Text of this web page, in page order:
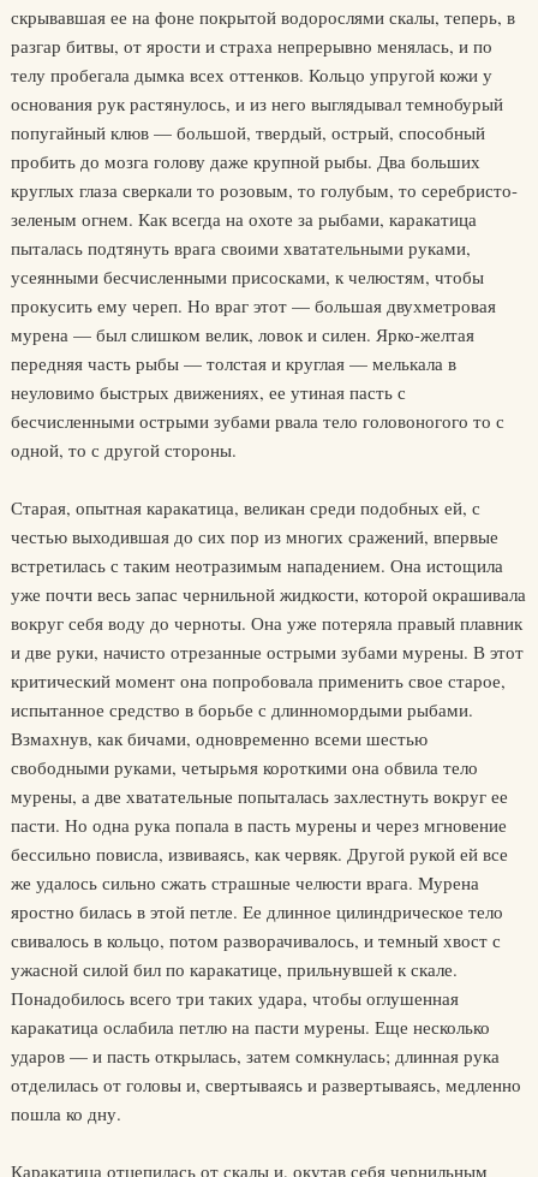
скрывавшая ее на фоне покрытой водорослями скалы, теперь, в
разгар битвы, от ярости и страха непрерывно менялась, и по
телу пробегала дымка всех оттенков. Кольцо упругой кожи у
основания рук растянулось, и из него выглядывал темнобурый
попугайный клюв — большой, твердый, острый, способный
пробить до мозга голову даже крупной рыбы. Два больших
круглых глаза сверкали то розовым, то голубым, то серебристо-
зеленым огнем. Как всегда на охоте за рыбами, каракатица
пыталась подтянуть врага своими хватательными руками,
усеянными бесчисленными присосками, к челюстям, чтобы
прокусить ему череп. Но враг этот — большая двухметровая
мурена — был слишком велик, ловок и силен. Ярко-желтая
передняя часть рыбы — толстая и круглая — мелькала в
неуловимо быстрых движениях, ее утиная пасть с
бесчисленными острыми зубами рвала тело головоногого то с
одной, то с другой стороны.
Старая, опытная каракатица, великан среди подобных ей, с
честью выходившая до сих пор из многих сражений, впервые
встретилась с таким неотразимым нападением. Она истощила
уже почти весь запас чернильной жидкости, которой окрашивала
вокруг себя воду до черноты. Она уже потеряла правый плавник
и две руки, начисто отрезанные острыми зубами мурены. В этот
критический момент она попробовала применить свое старое,
испытанное средство в борьбе с длинномордыми рыбами.
Взмахнув, как бичами, одновременно всеми шестью
свободными руками, четырьмя короткими она обвила тело
мурены, а две хватательные попыталась захлестнуть вокруг ее
пасти. Но одна рука попала в пасть мурены и через мгновение
бессильно повисла, извиваясь, как червяк. Другой рукой ей все
же удалось сильно сжать страшные челюсти врага. Мурена
яростно билась в этой петле. Ее длинное цилиндрическое тело
свивалось в кольцо, потом разворачивалось, и темный хвост с
ужасной силой бил по каракатице, прильнувшей к скале.
Понадобилось всего три таких удара, чтобы оглушенная
каракатица ослабила петлю на пасти мурены. Еще несколько
ударов — и пасть открылась, затем сомкнулась; длинная рука
отделилась от головы и, свертываясь и развертываясь, медленно
пошла ко дну.
Каракатица отцепилась от скалы и, окутав себя чернильным